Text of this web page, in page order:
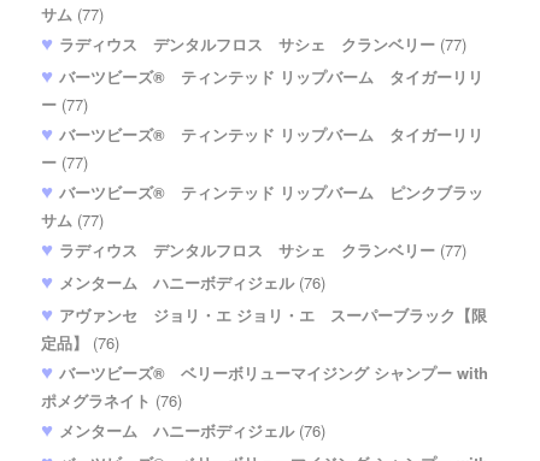
サム (77)
ラディウス デンタルフロス サシェ クランベリー (77)
バーツビーズ® ティンテッド リップバーム タイガーリリ
ー (77)
バーツビーズ® ティンテッド リップバーム タイガーリリ
ー (77)
バーツビーズ® ティンテッド リップバーム ピンクブラッ
サム (77)
ラディウス デンタルフロス サシェ クランベリー (77)
メンターム ハニーボディジェル(76)
アヴァンセ ジョリ・エ ジョリ・エ スーパーブラック【限
定品】
(76)
バーツビーズ® ベリーボリューマイジング シャンプー with
ポメグラネイト (76)
メンターム ハニーボディジェル(76)